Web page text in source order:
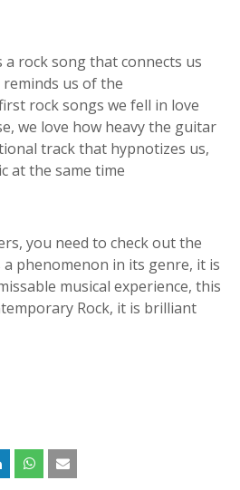
a rock song that connects us
us of the
rock songs we fell in love
we love how heavy the guitar
track that hypnotizes us,
at the same time
you need to check out the
phenomenon in its genre, it is
musical experience, this
Rock, it is brilliant